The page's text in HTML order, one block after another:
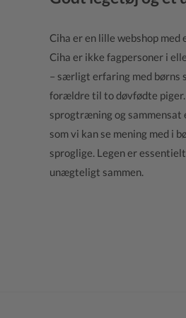
Ciha er en lille webshop med
Ciha er ikke fagpersoner i
– særligt erfaring med børns
forældre til to døvfødte
sprogtræning og sammensat
som vi kan se mening med i
sproglige. Legen er
unægteligt sammen.